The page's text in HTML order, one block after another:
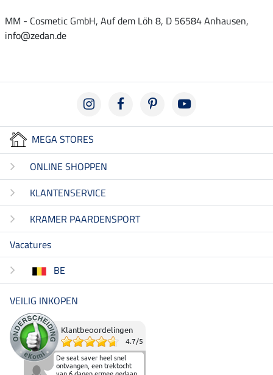
MM - Cosmetic GmbH, Auf dem Löh 8, D 56584 Anhausen,
info@zedan.de
MEGA STORES
ONLINE SHOPPEN
KLANTENSERVICE
KRAMER PAARDENSPORT
Vacatures
BE
VEILIG INKOPEN
Klantbeoordelingen
4.7/5
De seat saver heel snel
ontvangen, een trektocht